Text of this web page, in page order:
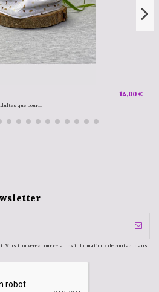
14,00 €
que pour...
Vous trouverez pour cela nos informations de contact dans